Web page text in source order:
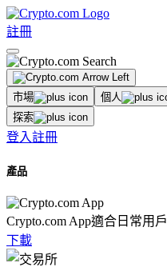
註冊
市場 個人
探索
登入註冊
產品
Crypto.com App適合日常用戶
下載